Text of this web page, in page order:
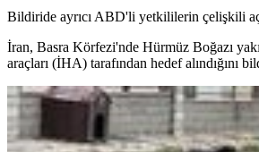
Bildiride ayrıcı ABD'li yetkililerin çelişkili
İran, Basra Körfezi'nde Hürmüz Boğazı
araçları (İHA) tarafından hedef alındığını